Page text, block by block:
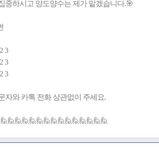
중하시고 양도양수는 제가 맡겠습니다.🎯
3
3
3
자와 카톡 전화 상관없이 주세요.